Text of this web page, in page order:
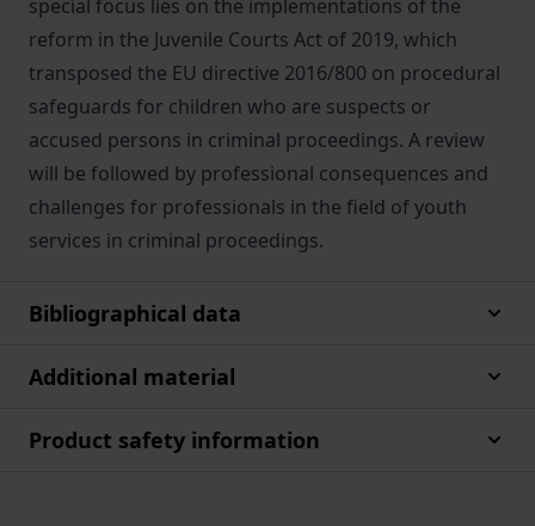
special focus lies on the implementations of the
reform in the Juvenile Courts Act of 2019, which
transposed the EU directive 2016/800 on procedural
safeguards for children who are suspects or
accused persons in criminal proceedings. A review
will be followed by professional consequences and
challenges for professionals in the field of youth
services in criminal proceedings.
Bibliographical data
Additional material
Product safety information